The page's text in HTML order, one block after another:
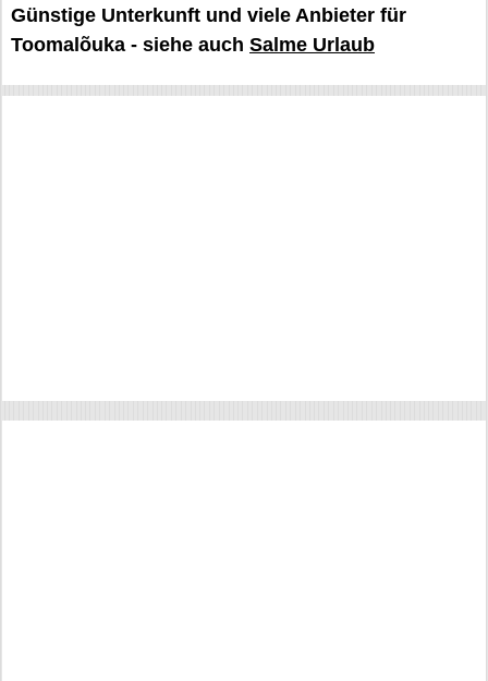
Günstige Unterkunft und viele Anbieter für
Toomalõuka - siehe auch Salme Urlaub